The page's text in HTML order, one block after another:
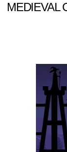
MEDIEVAL